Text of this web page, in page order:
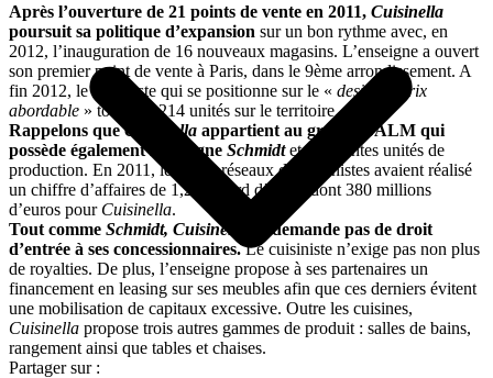
Après l’ouverture de 21 points de vente en 2011, Cuisinella
poursuit sa politique d’expansion sur un bon rythme avec, en
2012, l’inauguration de 16 nouveaux magasins. L’enseigne a ouvert
son premier point de vente à Paris, dans le 9ème arrondissement. A
fin 2012, le cuisiniste qui se positionne sur le « design à prix
abordable » totalisait 214 unités sur le territoire.
Rappelons queCuisinella appartient au groupe SALM qui
possède également l’enseigne Schmidtet différentes unités de
production. En 2011, les deux réseaux de cuisinistes avaient réalisé
un chiffre d’affaires de 1,2 milliard d’euros dont 380 millions
d’euros pour Cuisinella.
Tout comme Schmidt, Cuisinella
ne demande pas de droit
d’entrée à ses concessionnaires.Le cuisiniste n’exige pas non plus
de royalties. De plus, l’enseigne propose à ses partenaires un
financement en leasing sur ses meubles afin que ces derniers évitent
une mobilisation de capitaux excessive. Outre les cuisines,
Cuisinella propose trois autres gammes de produit : salles de bains,
rangement ainsi que tables et chaises.
Partager sur :